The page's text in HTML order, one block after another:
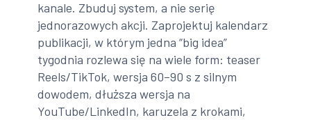
kanale. Zbuduj system, a nie serię
jednorazowych akcji. Zaprojektuj kalendarz
publikacji, w którym jedna “big idea”
tygodnia rozlewa się na wiele form: teaser
Reels/TikTok, wersja 60–90 s z silnym
dowodem, dłuższa wersja na
YouTube/LinkedIn, karuzela z krokami,